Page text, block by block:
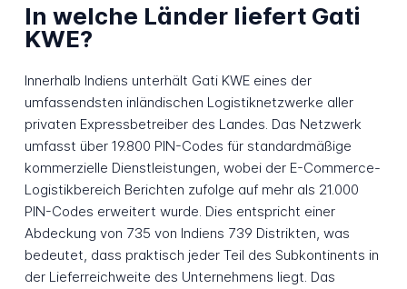
In welche Länder liefert Gati
KWE?
Innerhalb Indiens unterhält Gati KWE eines der
umfassendsten inländischen Logistiknetzwerke aller
privaten Expressbetreiber des Landes. Das Netzwerk
umfasst über 19.800 PIN-Codes für standardmäßige
kommerzielle Dienstleistungen, wobei der E-Commerce-
Logistikbereich Berichten zufolge auf mehr als 21.000
PIN-Codes erweitert wurde. Dies entspricht einer
Abdeckung von 735 von Indiens 739 Distrikten, was
bedeutet, dass praktisch jeder Teil des Subkontinents in
der Lieferreichweite des Unternehmens liegt. Das